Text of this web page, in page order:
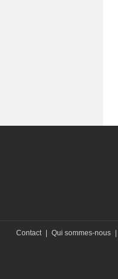
Contact Qui sommes-nous